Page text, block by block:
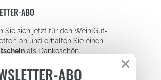
ABO
Sie sich jetzt für den Wein!Gut-
an und erhalten Sie einen
als Dankeschön.
ABO